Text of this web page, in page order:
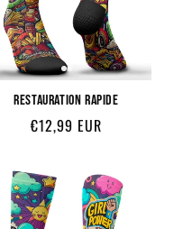
RESTAURATION RAPIDE
Prix
€12,99 EUR